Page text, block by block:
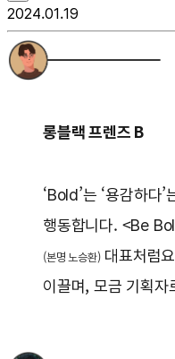
2024.01.19
롱블랙 프렌즈 B
‘Bold’는 ‘용감하다
행동합니다. <Be
(본명 노승환)대표처럼
이끌며, 모금 기획자